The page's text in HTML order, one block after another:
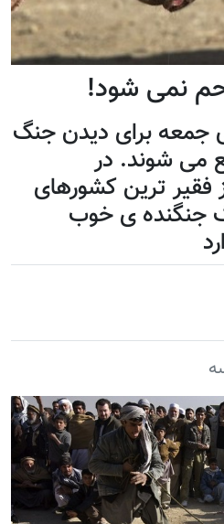
نمی شود!
جمعه برای ديدن جنگ
شوند. در
فقير ترين کشورهای
ی خوب